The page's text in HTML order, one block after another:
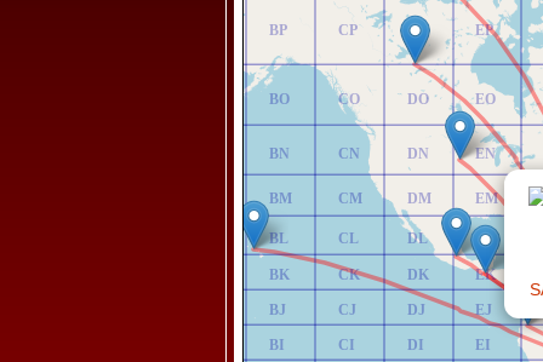
BI
BJ
BK
BL
BM
BN
BO
BP
CI
CJ
CK
CL
CM
CN
CO
CP
DI
DJ
DK
DL
DM
DN
DO
DP
EI
EJ
EK
EL
EM
EN
EO
EP